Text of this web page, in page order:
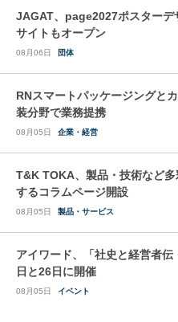
JAGAT、page2027ポスターデ
サイトもオープン
08月06日 団体
RNスマートパッケージングと
装分野で業務提携
08月05日 企業・経営
T&K TOKA、製品・技術など
するコラムページ開設
08月05日 製品・サービス
アイワード、「社史と経営者伝
日と26日に開催
08月05日 イベント